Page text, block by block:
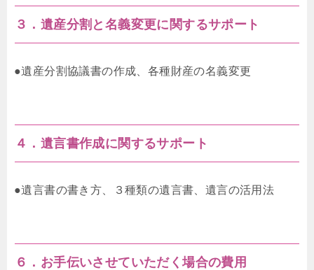
３．遺産分割と名義変更に関するサポート
●遺産分割協議書の作成、各種財産の名義変更
４．遺言書作成に関するサポート
●遺言書の書き方、３種類の遺言書、遺言の活用法
６．お手伝いさせていただく場合の費用